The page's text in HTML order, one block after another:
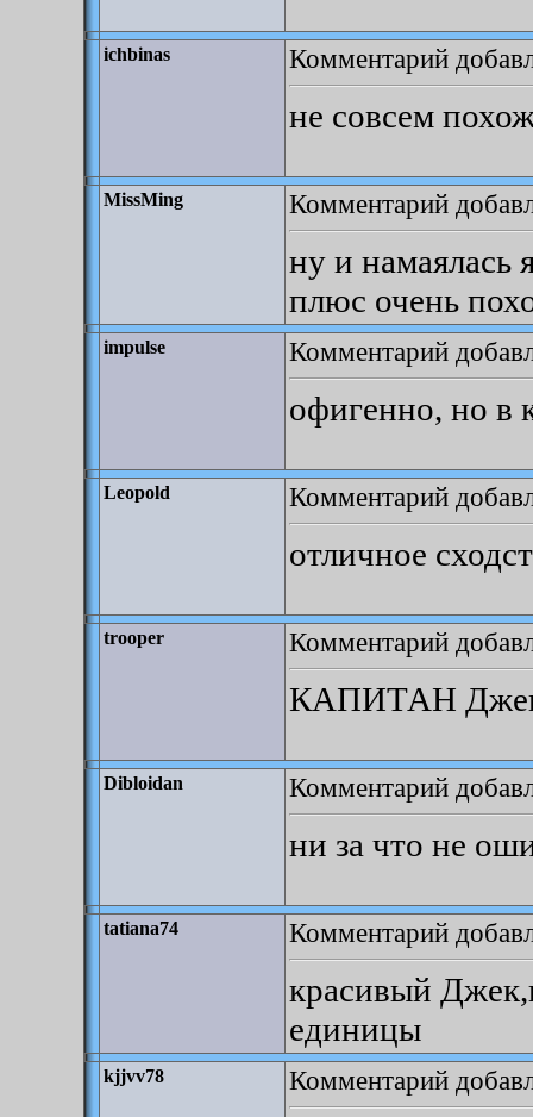
ichbinas Комментарий
не совсем
MissMing Комментарий
ну и намаялась
плюс очень
impulse Комментарий
офигенно, но в
Leopold Комментарий
отличное
trooper Комментарий
КАПИТАН
Dibloidan Комментарий
ни за что не
tatiana74 Комментарий
красивый
единицы
kjjvv78 Комментарий